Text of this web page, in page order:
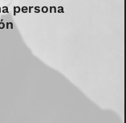
persona